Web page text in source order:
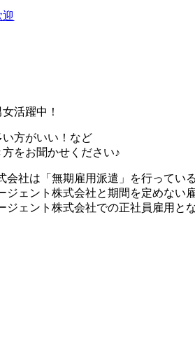
活躍中！
方がいい！など
をお聞かせください♪
会社は「無期雇用派遣」を行ってい
ジェント株式会社と期間を定めない
ジェント株式会社での正社員雇用と